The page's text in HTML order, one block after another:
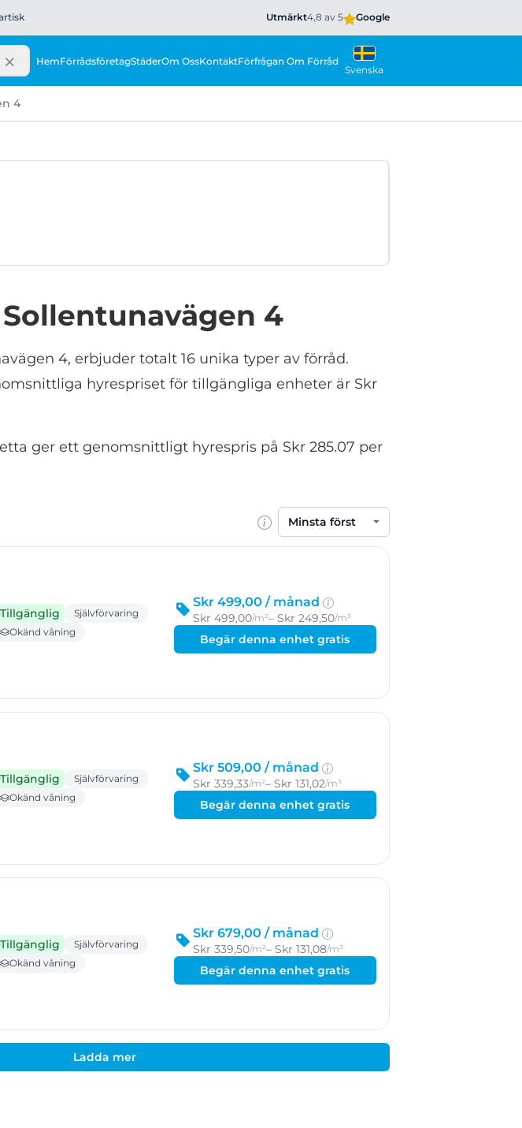
Utmärkt4,8 av 5 Google
HemFörrådsföretagStäderOm OssKontaktFörfrågan Om Förråd
Svenska
4
4
4, erbjuder totalt 16 unika typer av förråd.
hyrespriset för tillgängliga enheter är Skr
ger ett genomsnittligt hyrespris på Skr 285.07 per
Sortera efter
Tillgänglig
Självförvaring
Okänd våning
Skr 499,00 / månad
Skr 499,00/m²– Skr 249,50/m³
Begär denna enhet gratis
Tillgänglig
Självförvaring
Okänd våning
Skr 509,00 / månad
Skr 339,33/m²– Skr 131,02/m³
Begär denna enhet gratis
Tillgänglig
Självförvaring
Okänd våning
Skr 679,00 / månad
Skr 339,50/m²– Skr 131,08/m³
Begär denna enhet gratis
Ladda mer